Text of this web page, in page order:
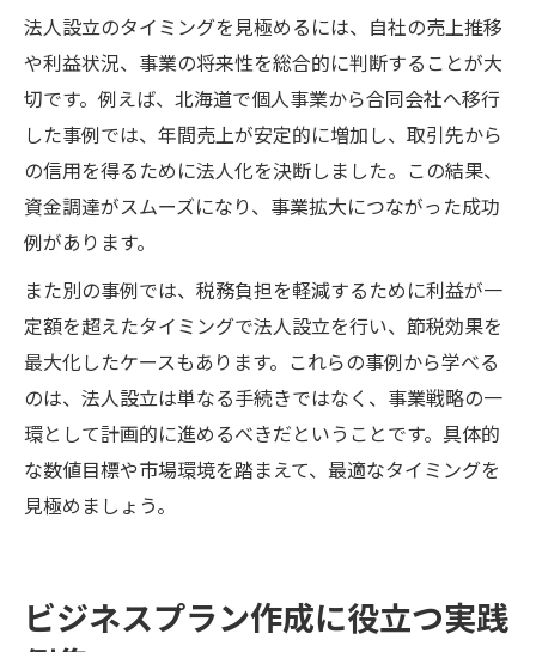
法人設立のタイミングを見極めるには、自社の売上推移
や利益状況、事業の将来性を総合的に判断することが大
切です。例えば、北海道で個人事業から合同会社へ移行
した事例では、年間売上が安定的に増加し、取引先から
の信用を得るために法人化を決断しました。この結果、
資金調達がスムーズになり、事業拡大につながった成功
例があります。
また別の事例では、税務負担を軽減するために利益が一
定額を超えたタイミングで法人設立を行い、節税効果を
最大化したケースもあります。これらの事例から学べる
のは、法人設立は単なる手続きではなく、事業戦略の一
環として計画的に進めるべきだということです。具体的
な数値目標や市場環境を踏まえて、最適なタイミングを
見極めましょう。
ビジネスプラン作成に役立つ実践